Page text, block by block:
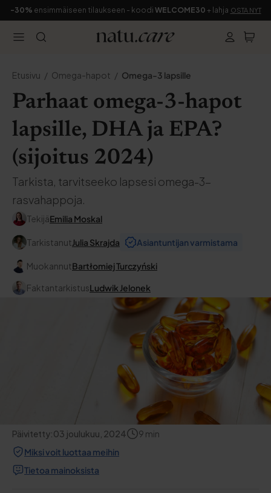
-30% ensimmäiseen tilaukseen - koodi WELCOME30 + lahja OSTA NYT
Etusivu Omega-hapot Omega-3 lapsille
Parhaat omega-3-hapot
lapsille, DHA ja EPA?
(sijoitus 2024)
Tarkista, tarvitseeko lapsesi omega-3-
rasvahappoja.
TekijäEmilia Moskal
TarkistanutJulia Skrajda Asiantuntijan varmistama
MuokannutBartłomiej Turczyński
FaktantarkistusLudwik Jelonek
Päivitetty:03 joulukuu, 2024 9 min
Miksi voit luottaa meihin
Tietoa mainoksista